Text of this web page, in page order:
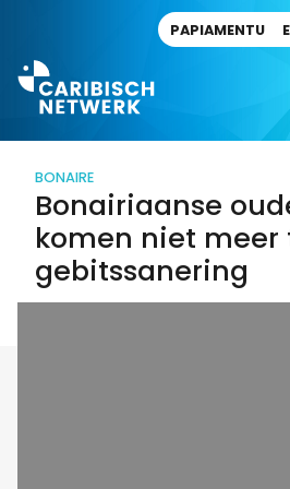
PAPIAMENTU
BONAIRE
Bonairiaanse
komen niet meer
gebitssanering